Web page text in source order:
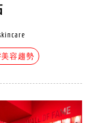
容趨勢